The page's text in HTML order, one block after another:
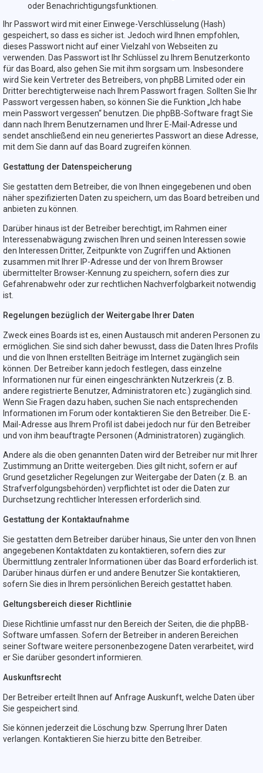
oder Benachrichtigungsfunktionen.
Ihr Passwort wird mit einer Einwege-Verschlüsselung (Hash)
gespeichert, so dass es sicher ist. Jedoch wird Ihnen empfohlen,
dieses Passwort nicht auf einer Vielzahl von Webseiten zu
verwenden. Das Passwort ist Ihr Schlüssel zu Ihrem Benutzerkonto
für das Board, also gehen Sie mit ihm sorgsam um. Insbesondere
wird Sie kein Vertreter des Betreibers, von phpBB Limited oder ein
Dritter berechtigterweise nach Ihrem Passwort fragen. Sollten Sie Ihr
Passwort vergessen haben, so können Sie die Funktion „Ich habe
mein Passwort vergessen“ benutzen. Die phpBB-Software fragt Sie
dann nach Ihrem Benutzernamen und Ihrer E-Mail-Adresse und
sendet anschließend ein neu generiertes Passwort an diese Adresse,
mit dem Sie dann auf das Board zugreifen können.
Gestattung der Datenspeicherung
Sie gestatten dem Betreiber, die von Ihnen eingegebenen und oben
näher spezifizierten Daten zu speichern, um das Board betreiben und
anbieten zu können.
Darüber hinaus ist der Betreiber berechtigt, im Rahmen einer
Interessenabwägung zwischen Ihren und seinen Interessen sowie
den Interessen Dritter, Zeitpunkte von Zugriffen und Aktionen
zusammen mit Ihrer IP-Adresse und der von Ihrem Browser
übermittelter Browser-Kennung zu speichern, sofern dies zur
Gefahrenabwehr oder zur rechtlichen Nachverfolgbarkeit notwendig
ist.
Regelungen bezüglich der Weitergabe Ihrer Daten
Zweck eines Boards ist es, einen Austausch mit anderen Personen zu
ermöglichen. Sie sind sich daher bewusst, dass die Daten Ihres Profils
und die von Ihnen erstellten Beiträge im Internet zugänglich sein
können. Der Betreiber kann jedoch festlegen, dass einzelne
Informationen nur für einen eingeschränkten Nutzerkreis (z. B.
andere registrierte Benutzer, Administratoren etc.) zugänglich sind.
Wenn Sie Fragen dazu haben, suchen Sie nach entsprechenden
Informationen im Forum oder kontaktieren Sie den Betreiber. Die E-
Mail-Adresse aus Ihrem Profil ist dabei jedoch nur für den Betreiber
und von ihm beauftragte Personen (Administratoren) zugänglich.
Andere als die oben genannten Daten wird der Betreiber nur mit Ihrer
Zustimmung an Dritte weitergeben. Dies gilt nicht, sofern er auf
Grund gesetzlicher Regelungen zur Weitergabe der Daten (z. B. an
Strafverfolgungsbehörden) verpflichtet ist oder die Daten zur
Durchsetzung rechtlicher Interessen erforderlich sind.
Gestattung der Kontaktaufnahme
Sie gestatten dem Betreiber darüber hinaus, Sie unter den von Ihnen
angegebenen Kontaktdaten zu kontaktieren, sofern dies zur
Übermittlung zentraler Informationen über das Board erforderlich ist.
Darüber hinaus dürfen er und andere Benutzer Sie kontaktieren,
sofern Sie dies in Ihrem persönlichen Bereich gestattet haben.
Geltungsbereich dieser Richtlinie
Diese Richtlinie umfasst nur den Bereich der Seiten, die die phpBB-
Software umfassen. Sofern der Betreiber in anderen Bereichen
seiner Software weitere personenbezogene Daten verarbeitet, wird
er Sie darüber gesondert informieren.
Auskunftsrecht
Der Betreiber erteilt Ihnen auf Anfrage Auskunft, welche Daten über
Sie gespeichert sind.
Sie können jederzeit die Löschung bzw. Sperrung Ihrer Daten
verlangen. Kontaktieren Sie hierzu bitte den Betreiber.